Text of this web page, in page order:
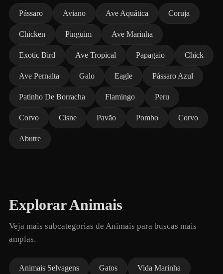
Pássaro Aviano Ave Aquática Coruja
Chicken Pinguim Ave Marinha
Exotic Bird Ave Tropical Papagaio Chick
Ave Pernalta Galo Eagle Pássaro Azul
Patinho De Borracha Flamingo Peru
Corvo Cisne Pavão Pombo Corvo
Abutre
Explorar Animais
Veja mais subcategorias de Animais para buscas mais
amplas.
Animais Selvagens Gatos Vida Marinha